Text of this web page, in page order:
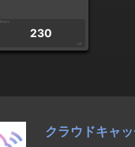
1PLAY
230
CP
クラウドキャ